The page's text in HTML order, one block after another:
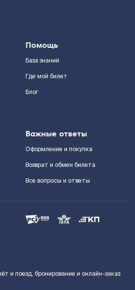
Помощь
База знаний
Где мой билет
Блог
Важные ответы
Оформление и покупка
Возврат и обмен билета
Все вопросы и ответы
и поезд, бронирование и онлайн-заказ